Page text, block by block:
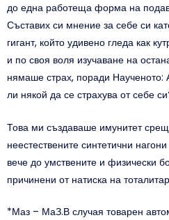
до една работеща форма на
Съставих си мнение за себе си
гигант, който удивено гледа как
и по своя воля изучаване на
нямаше страх, поради
ли някой да се страхува от себе
Това ми създаваше имунитет
неестествените синтетични
вече до умствените и физически
причинени от натиска на
*Маз – МаЗ.В случая товарен